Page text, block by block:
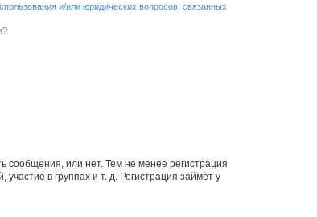
и/или юридических вопросов, связанных
сообщения, или нет. Тем не менее регистрация
в группах и т. д. Регистрация займёт у